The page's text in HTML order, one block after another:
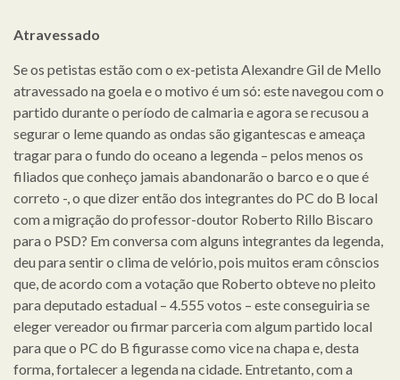
Atravessado
Se os petistas estão com o ex-petista Alexandre Gil de Mello
atravessado na goela e o motivo é um só: este navegou com o
partido durante o período de calmaria e agora se recusou a
segurar o leme quando as ondas são gigantescas e ameaça
tragar para o fundo do oceano a legenda – pelos menos os
filiados que conheço jamais abandonarão o barco e o que é
correto -, o que dizer então dos integrantes do PC do B local
com a migração do professor-doutor Roberto Rillo Biscaro
para o PSD? Em conversa com alguns integrantes da legenda,
deu para sentir o clima de velório, pois muitos eram cônscios
que, de acordo com a votação que Roberto obteve no pleito
para deputado estadual – 4.555 votos – este conseguiria se
eleger vereador ou firmar parceria com algum partido local
para que o PC do B figurasse como vice na chapa e, desta
forma, fortalecer a legenda na cidade. Entretanto, com a